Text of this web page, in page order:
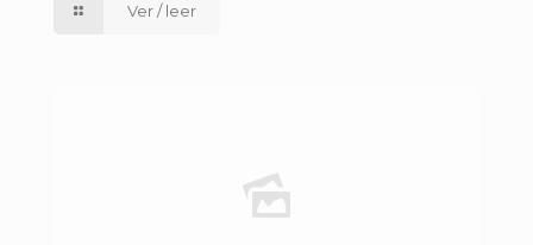
Ver / leer